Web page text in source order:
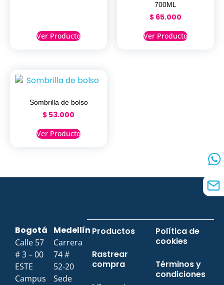
Ver Producto
700ML
$ 65.000
Ver Producto
Sombrilla de bolso
$ 53.000
Ver Producto
Bogotá
Calle 57
# 3 – 00
ESTE
Campus
Medellín
Carrera
74 #
52-20
Sede
Productos
Rastrear
compra
Política de
cookies
Términos y
condiciones